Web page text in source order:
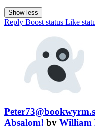
Show less
Reply Boost status Like
Absalom! by William